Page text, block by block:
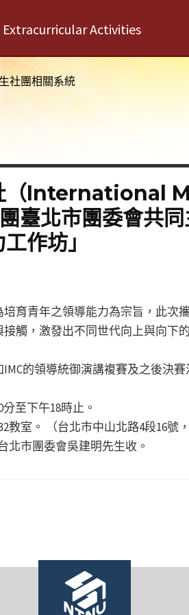
Extracurricular Activities
社團相關系統
社（
北市團委會共同
作坊」
育青年之領導能力為宗旨，此次
觸，激發出不同世代向上與向下
的領導統御演講複賽及之後決
至下午18時止。
室。 （台北市中山北路4段16號
北市團委會吳建明先生收。